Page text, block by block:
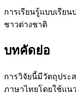
การเรียนรู้แบบเรีย
ชาวต่างชาติ
บทคัดย่อ
การวิจัยนี้มีวัตถุประ
ภาษาไทยโดยใช้แน